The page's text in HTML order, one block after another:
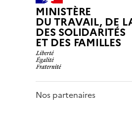
MINISTÈRE
DU TRAVAIL, DE
DES SOLIDARITÉS
ET DES FAMILLES
Nos partenaires